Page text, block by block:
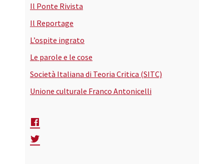
Il Ponte Rivista
Il Reportage
L’ospite ingrato
Le parole e le cose
Società Italiana di Teoria Critica (SITC)
Unione culturale Franco Antonicelli